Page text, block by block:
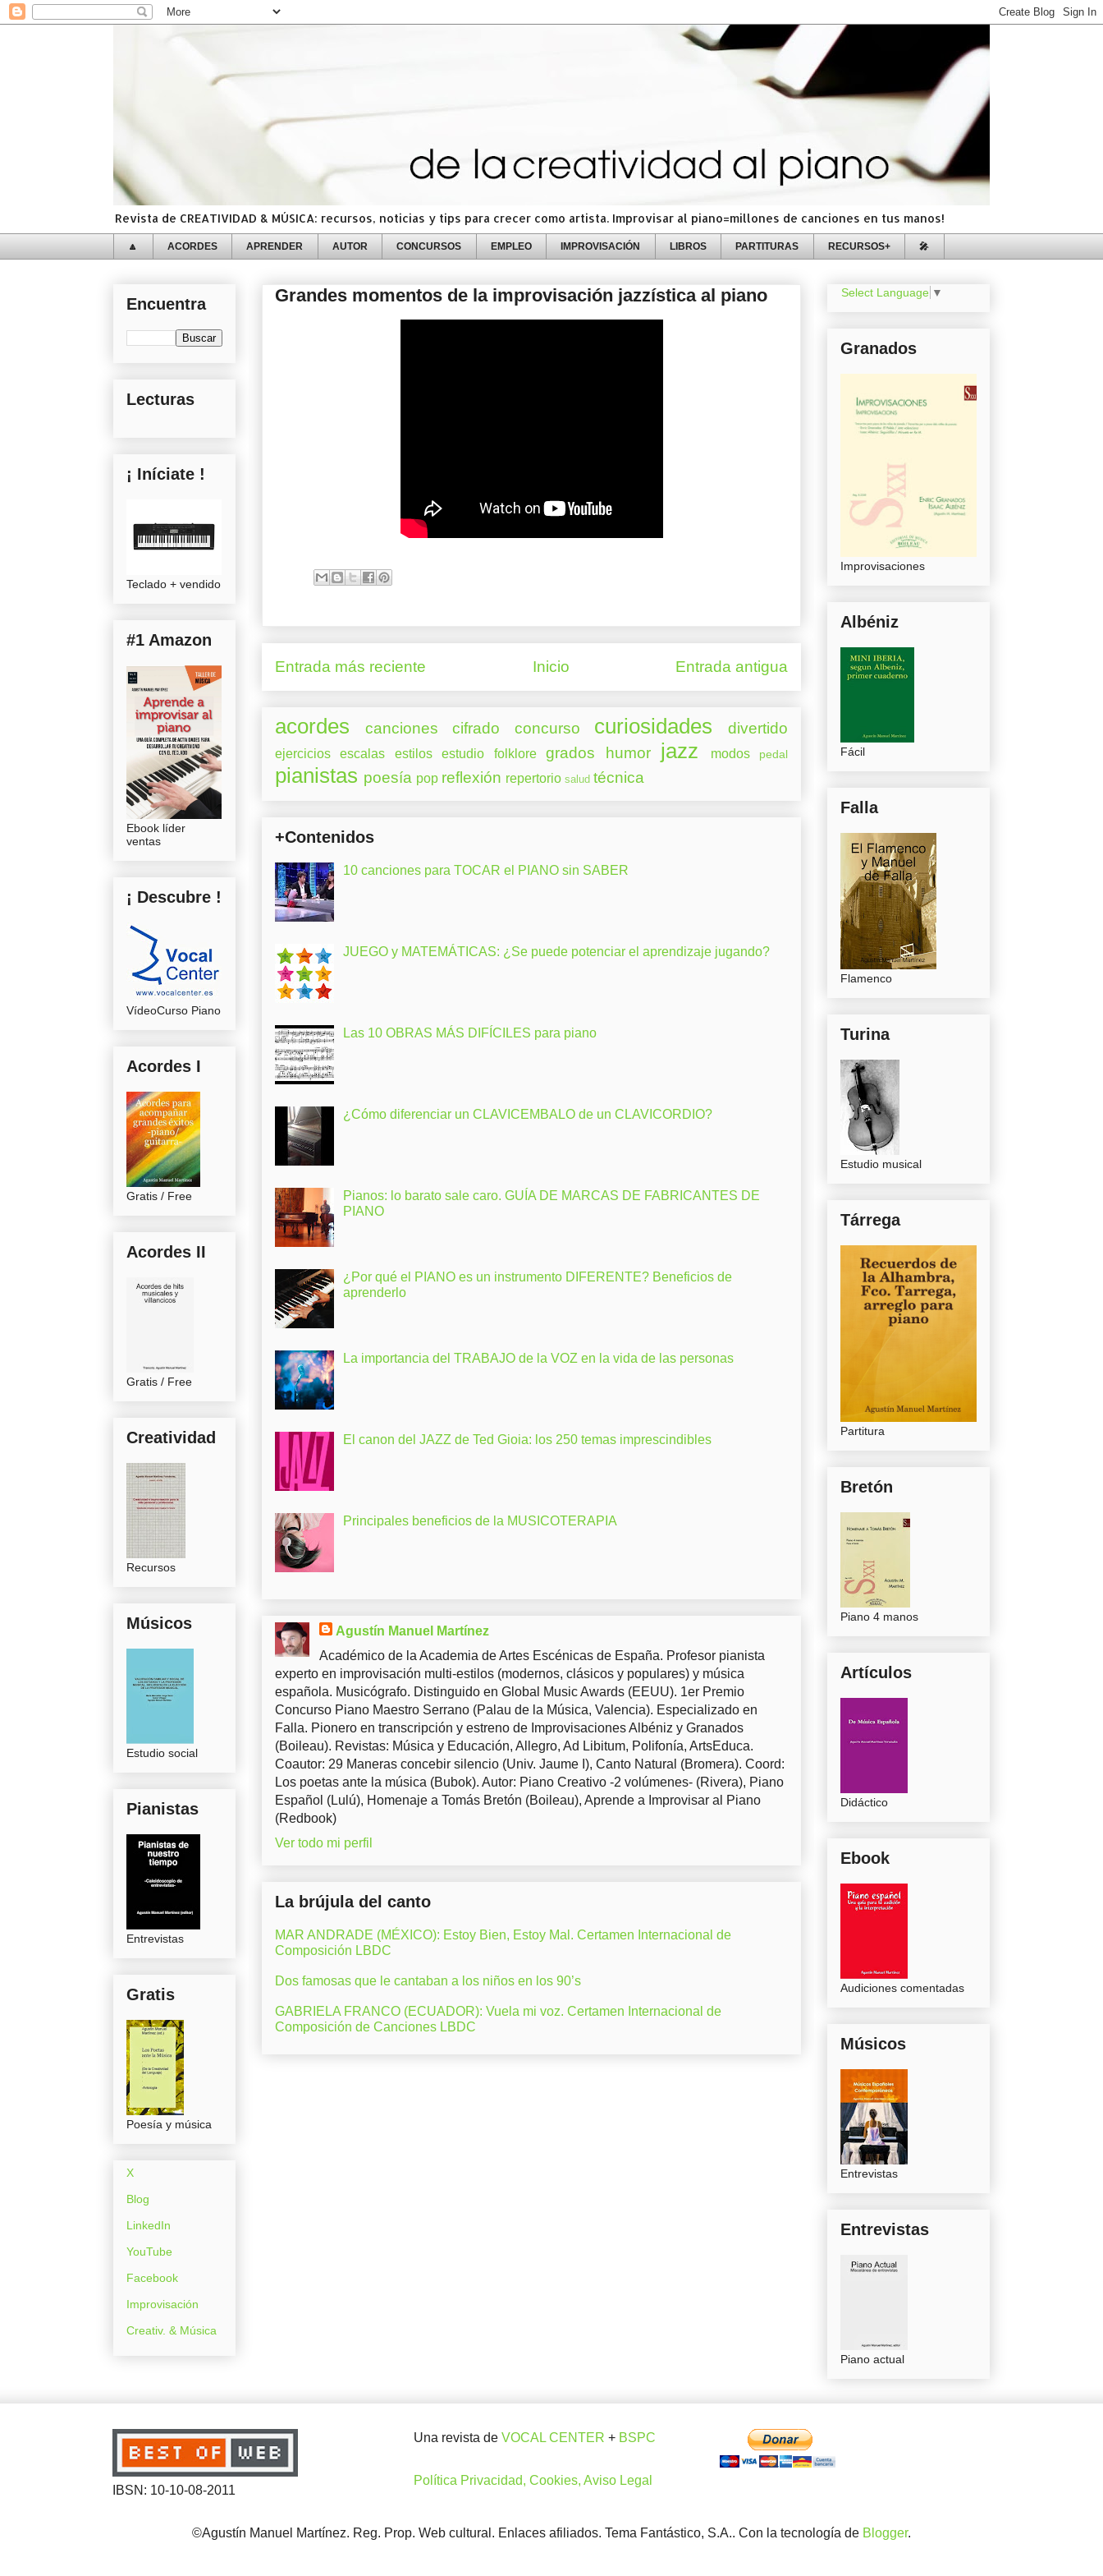
Revista de CREATIVIDAD & MÚSICA: recursos, noticias y tips para crecer como artista. Improvisar al piano=millones de canciones en tus manos!
🔼 ACORDES APRENDER AUTOR CONCURSOS EMPLEO IMPROVISACIÓN LIBROS PARTITURAS RECURSOS+ 🎤
Grandes momentos de la improvisación jazzística al piano
Entrada más reciente Entrada antigua
Inicio
acordes canciones cifrado concurso curiosidades divertido
ejercicios escalas estilos estudio folklore grados humor jazz modos pedal
pianistas poesía pop reflexión repertorio salud técnica
+Contenidos
10 canciones para TOCAR el PIANO sin SABER
JUEGO y MATEMÁTICAS: ¿Se puede potenciar el aprendizaje jugando?
Las 10 OBRAS MÁS DIFÍCILES para piano
¿Cómo diferenciar un CLAVICEMBALO de un CLAVICORDIO?
Pianos: lo barato sale caro. GUÍA DE MARCAS DE FABRICANTES DE
PIANO
¿Por qué el PIANO es un instrumento DIFERENTE? Beneficios de
aprenderlo
La importancia del TRABAJO de la VOZ en la vida de las personas
El canon del JAZZ de Ted Gioia: los 250 temas imprescindibles
Principales beneficios de la MUSICOTERAPIA
Agustín Manuel Martínez
Académico de la Academia de Artes Escénicas de España. Profesor pianista
experto en improvisación multi-estilos (modernos, clásicos y populares) y música
española. Musicógrafo. Distinguido en Global Music Awards (EEUU). 1er Premio
Concurso Piano Maestro Serrano (Palau de la Música, Valencia). Especializado en
Falla. Pionero en transcripción y estreno de Improvisaciones Albéniz y Granados
(Boileau). Revistas: Música y Educación, Allegro, Ad Libitum, Polifonía, ArtsEduca.
Coautor: 29 Maneras concebir silencio (Univ. Jaume I), Canto Natural (Bromera). Coord:
Los poetas ante la música (Bubok). Autor: Piano Creativo -2 volúmenes- (Rivera), Piano
Español (Lulú), Homenaje a Tomás Bretón (Boileau), Aprende a Improvisar al Piano
(Redbook)
Ver todo mi perfil
La brújula del canto
MAR ANDRADE (MÉXICO): Estoy Bien, Estoy Mal. Certamen Internacional de
Composición LBDC
Dos famosas que le cantaban a los niños en los 90’s
GABRIELA FRANCO (ECUADOR): Vuela mi voz. Certamen Internacional de
Composición de Canciones LBDC
Encuentra
Lecturas
¡ Iníciate !
Teclado + vendido
#1 Amazon
Ebook líder
ventas
¡ Descubre !
VídeoCurso Piano
Acordes I
Gratis / Free
Acordes II
Gratis / Free
Creatividad
Recursos
Músicos
Estudio social
Pianistas
Entrevistas
Gratis
Poesía y música
X
Blog
LinkedIn
YouTube
Facebook
Improvisación
Creativ. & Música
Select Language ▼
Granados
Improvisaciones
Albéniz
Fácil
Falla
Flamenco
Turina
Estudio musical
Tárrega
Partitura
Bretón
Piano 4 manos
Artículos
Didáctico
Ebook
Audiciones comentadas
Músicos
Entrevistas
Entrevistas
Piano actual
IBSN: 10-10-08-2011
Una revista de VOCAL CENTER + BSPC
Política Privacidad, Cookies, Aviso Legal
©Agustín Manuel Martínez. Reg. Prop. Web cultural. Enlaces afiliados. Tema Fantástico, S.A.. Con la tecnología de Blogger.